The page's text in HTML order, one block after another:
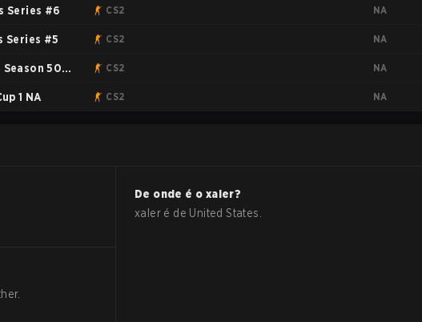
Series #6 CS2 NA
Series #5 CS2 NA
Season 50: CS2 NA
1 NA CS2 NA
De onde é o xaler?
xaler é de United States
.